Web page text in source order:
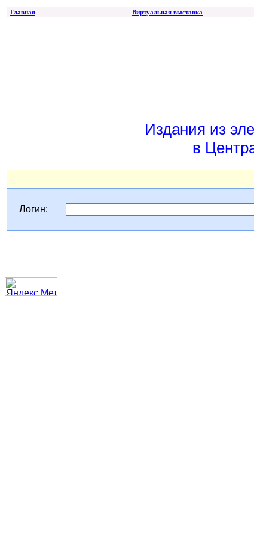
Главная Виртуальная выставка
Издания из
в
Логин: